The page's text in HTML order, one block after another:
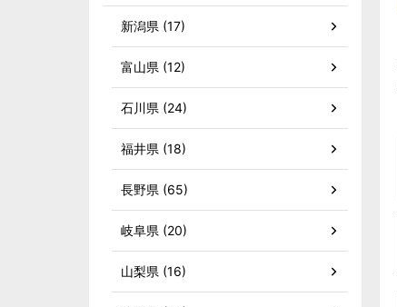
新潟県 (17)
富山県 (12)
石川県 (24)
福井県 (18)
長野県 (65)
岐阜県 (20)
山梨県 (16)